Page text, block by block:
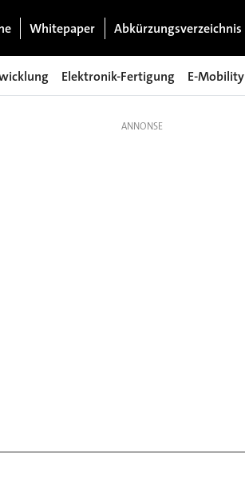
Whitepaper Abkürzungsverzeichnis
Elektronik-Fertigung E-Mobility